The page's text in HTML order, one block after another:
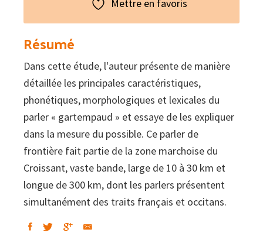
Mettre en favoris
Résumé
Dans cette étude, l'auteur présente de manière
détaillée les principales caractéristiques,
phonétiques, morphologiques et lexicales du
parler « gartempaud » et essaye de les expliquer
dans la mesure du possible. Ce parler de
frontière fait partie de la zone marchoise du
Croissant, vaste bande, large de 10 à 30 km et
longue de 300 km, dont les parlers présentent
simultanément des traits français et occitans.